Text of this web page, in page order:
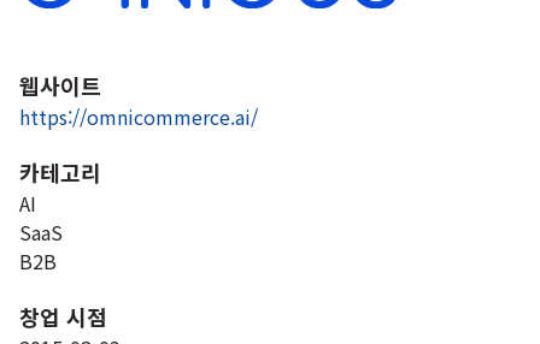
웹사이트
https://omnicommerce.ai/
카테고리
AI
SaaS
B2B
창업 시점